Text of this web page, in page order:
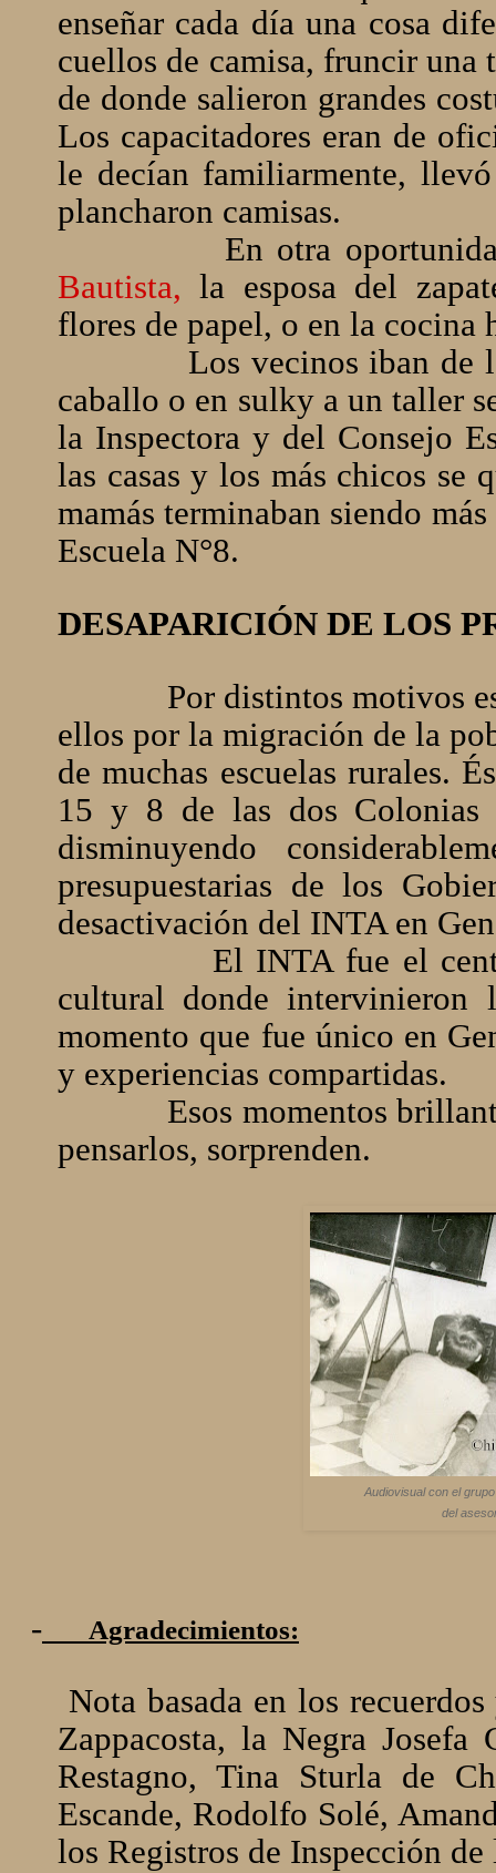
enseñar cada día una cosa
cuellos de camisa, fruncir una
de donde salieron grandes
Los capacitadores eran de
le decían familiarmente,
plancharon camisas.
En otra
Bautista,la esposa del
flores de papel, o en la
Los vecinos iban de
caballo o en sulky a un taller
la Inspectora y del Consejo
las casas y los más chicos se
mamás terminaban siendo
Escuela N°8.
DESAPARICIÓN DE LOS
Por distintos motivos
ellos por la migración de la
de muchas escuelas rurales.
15 y 8 de las dos Colonias
disminuyendo
presupuestarias de los
desactivación del INTA en
El INTA fue el
cultural donde intervinieron
momento que fue único en
y experiencias compartidas.
Esos momentos
pensarlos, sorprenden.
Audiovisual con el
del
- Agradecimientos:
Nota basada en los
Zappacosta, la Negra
Restagno, Tina Sturla de
Escande, Rodolfo Solé,
los Registros de Inspección de